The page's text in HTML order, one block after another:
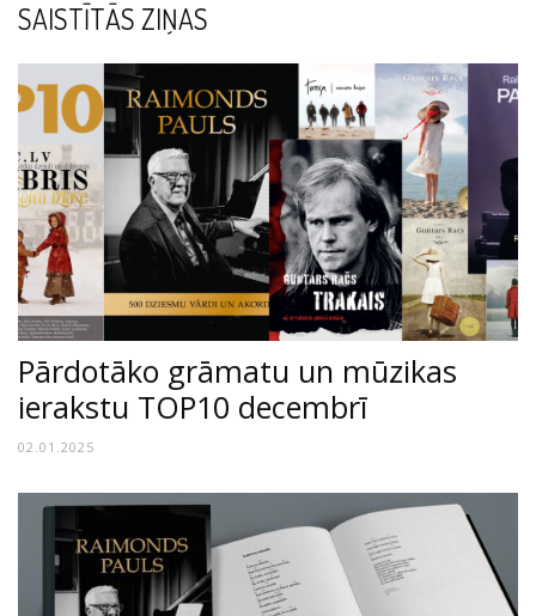
SAISTĪTĀS ZIŅAS
Pārdotāko grāmatu un mūzikas
ierakstu TOP10 decembrī
02.01.2025